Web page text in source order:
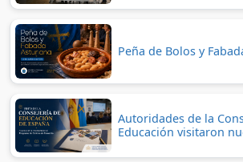
Peña de Bolos y
Autoridades de la
Educación visitaron